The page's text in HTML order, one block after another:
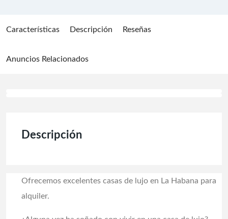
Características Descripción Reseñas
Anuncios Relacionados
Descripción
Ofrecemos excelentes casas de lujo en La Habana para
alquiler.